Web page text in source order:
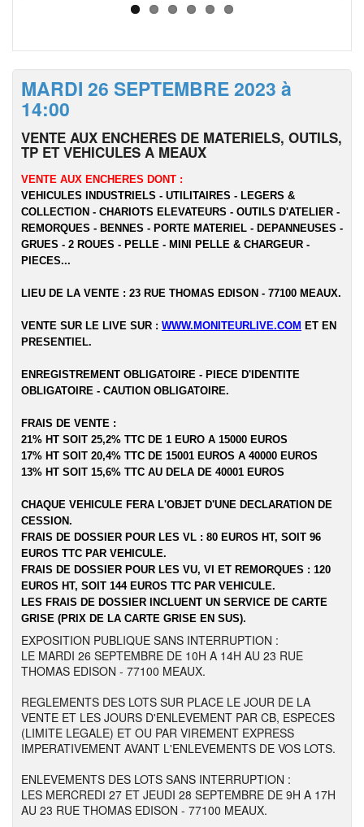
MARDI 26 SEPTEMBRE 2023 à
14:00
VENTE AUX ENCHERES DE MATERIELS, OUTILS,
TP ET VEHICULES A MEAUX
VENTE AUX ENCHERES DONT :
VEHICULES INDUSTRIELS - UTILITAIRES - LEGERS &
COLLECTION - CHARIOTS ELEVATEURS - OUTILS D'ATELIER -
REMORQUES - BENNES - PORTE MATERIEL - DEPANNEUSES -
GRUES - 2 ROUES - PELLE - MINI PELLE & CHARGEUR -
PIECES...
LIEU DE LA VENTE : 23 RUE THOMAS EDISON - 77100 MEAUX.
VENTE SUR LE LIVE SUR : WWW.MONITEURLIVE.COM ET EN
PRESENTIEL.
ENREGISTREMENT OBLIGATOIRE - PIECE D'IDENTITE
OBLIGATOIRE - CAUTION OBLIGATOIRE.
FRAIS DE VENTE :
21% HT SOIT 25,2% TTC DE 1 EURO A 15000 EUROS
17% HT SOIT 20,4% TTC DE 15001 EUROS A 40000 EUROS
13% HT SOIT 15,6% TTC AU DELA DE 40001 EUROS
CHAQUE VEHICULE FERA L'OBJET D'UNE DECLARATION DE
CESSION.
FRAIS DE DOSSIER POUR LES VL : 80 EUROS HT, SOIT 96
EUROS TTC PAR VEHICULE.
FRAIS DE DOSSIER POUR LES VU, VI ET REMORQUES : 120
EUROS HT, SOIT 144 EUROS TTC PAR VEHICULE.
LES FRAIS DE DOSSIER INCLUENT UN SERVICE DE CARTE
GRISE (PRIX DE LA CARTE GRISE EN SUS).
EXPOSITION PUBLIQUE SANS INTERRUPTION :
LE MARDI 26 SEPTEMBRE DE 10H A 14H AU 23 RUE
THOMAS EDISON - 77100 MEAUX.
REGLEMENTS DES LOTS SUR PLACE LE JOUR DE LA
VENTE ET LES JOURS D'ENLEVEMENT PAR CB, ESPECES
(LIMITE LEGALE) ET OU PAR VIREMENT EXPRESS
IMPERATIVEMENT AVANT L'ENLEVEMENTS DE VOS LOTS.
ENLEVEMENTS DES LOTS SANS INTERRUPTION :
LES MERCREDI 27 ET JEUDI 28 SEPTEMBRE DE 9H A 17H
AU 23 RUE THOMAS EDISON - 77100 MEAUX.